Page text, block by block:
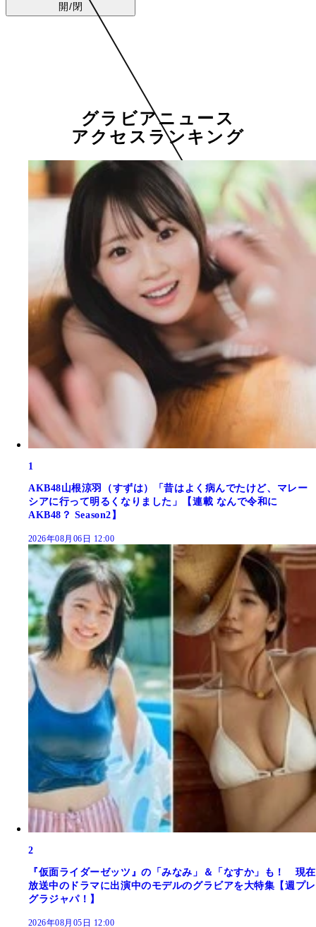
開/閉
グラビアニュース
アクセスランキング
1
AKB48山根涼羽（すずは）「昔はよく病んでたけど、マレー
シアに行って明るくなりました」【連載 なんで令和に
AKB48？ Season2】
2026年08月06日 12:00
2
『仮面ライダーゼッツ』の「みなみ」＆「なすか」も！ 現在
放送中のドラマに出演中のモデルのグラビアを大特集【週プレ
グラジャパ！】
2026年08月05日 12:00